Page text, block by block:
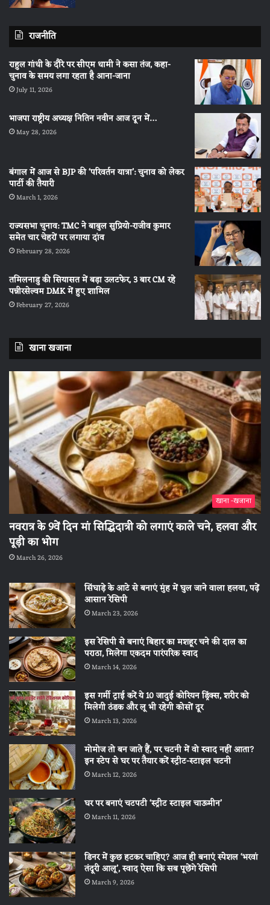
राजनीति
राहुल गांधी के दौरे पर सीएम धामी ने कसा तंज, कहा-
चुनाव के समय लगा रहता है आना-जाना
July 11, 2026
भाजपा राष्ट्रीय अध्यक्ष नितिन नवीन आज दून में…
May 28, 2026
बंगाल में आज से BJP की ‘परिवर्तन यात्रा’: चुनाव को लेकर
पार्टी की तैयारी
March 1, 2026
राज्यसभा चुनाव: TMC ने बाबुल सुप्रियो-राजीव कुमार
समेत चार चेहरों पर लगाया दांव
February 28, 2026
तमिलनाडु की सियासत में बड़ा उलटफेर, 3 बार CM रहे
पन्नीरसेल्वम DMK में हुए शामिल
February 27, 2026
खाना खजाना
खाना -खजाना
नवरात्र के 9वें दिन मां सिद्धिदात्री को लगाएं काले चने, हलवा और
पूड़ी का भोग
March 26, 2026
सिंघाड़े के आटे से बनाएं मुंह में घुल जाने वाला हलवा, पढ़ें
आसान रेसिपी
March 23, 2026
इस रेसिपी से बनाएं बिहार का मशहूर चने की दाल का
पराठा, मिलेगा एकदम पारंपरिक स्वाद
March 14, 2026
इस गर्मी ट्राई करें ये 10 जादुई कोरियन ड्रिंक्स, शरीर को
मिलेगी ठंडक और लू भी रहेगी कोसों दूर
March 13, 2026
मोमोज तो बन जाते हैं, पर चटनी में वो स्वाद नहीं आता?
इन स्टेप से घर पर तैयार करें स्ट्रीट-स्टाइल चटनी
March 12, 2026
घर पर बनाएं चटपटी ‘स्ट्रीट स्टाइल चाऊमीन’
March 11, 2026
डिनर में कुछ हटकर चाहिए? आज ही बनाएं स्पेशल ‘भरवां
तंदूरी आलू’, स्वाद ऐसा कि सब पूछेंगे रेसिपी
March 9, 2026